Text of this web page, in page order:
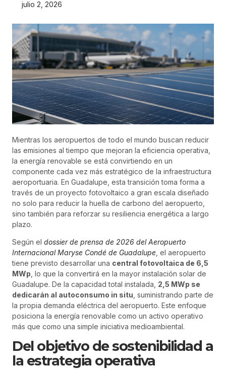
julio 2, 2026
Mientras los aeropuertos de todo el mundo buscan reducir
las emisiones al tiempo que mejoran la eficiencia operativa,
la energía renovable se está convirtiendo en un
componente cada vez más estratégico de la infraestructura
aeroportuaria. En Guadalupe, esta transición toma forma a
través de un proyecto fotovoltaico a gran escala diseñado
no solo para reducir la huella de carbono del aeropuerto,
sino también para reforzar su resiliencia energética a largo
plazo.
Según el dossier de prensa de 2026 del Aeropuerto
Internacional Maryse Condé de Guadalupe , el aeropuerto
tiene previsto desarrollar una central fotovoltaica de 6,5
MWp , lo que la convertirá en la mayor instalación solar de
Guadalupe. De la capacidad total instalada, 2,5 MWp se
dedicarán al autoconsumo in situ , suministrando parte de
la propia demanda eléctrica del aeropuerto. Este enfoque
posiciona la energía renovable como un activo operativo
más que como una simple iniciativa medioambiental.
Del objetivo de sostenibilidad a
la estrategia operativa